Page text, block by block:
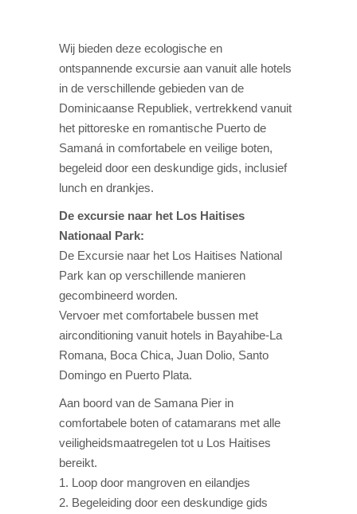
Wij bieden deze ecologische en
ontspannende excursie aan vanuit alle hotels
in de verschillende gebieden van de
Dominicaanse Republiek, vertrekkend vanuit
het pittoreske en romantische Puerto de
Samaná in comfortabele en veilige boten,
begeleid door een deskundige gids, inclusief
lunch en drankjes.
De excursie naar het Los Haitises
Nationaal Park:
De Excursie naar het Los Haitises National
Park kan op verschillende manieren
gecombineerd worden.
Vervoer met comfortabele bussen met
airconditioning vanuit hotels in Bayahibe-La
Romana, Boca Chica, Juan Dolio, Santo
Domingo en Puerto Plata.
Aan boord van de Samana Pier in
comfortabele boten of catamarans met alle
veiligheidsmaatregelen tot u Los Haitises
bereikt.
1. Loop door mangroven en eilandjes
2. Begeleiding door een deskundige gids